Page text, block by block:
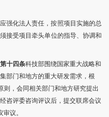
强化法人责任，按照项目实施的总
接受项目牵头单位的指导、协调和
第十四条科技部围绕国家重大战略和
部门和地方的重大研发需求，根
则，会同相关部门和地方研究提出
咨评委咨询评议后，提交联席会议
议。